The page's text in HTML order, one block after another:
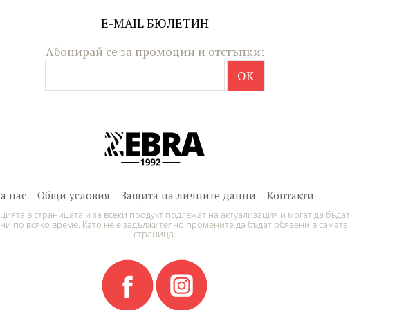
E-MAIL БЮЛЕТИН
Абонирай се за промоции и отстъпки:
нас Общи условия Защита на личните данни Контакти
в страницата и за всеки продукт подлежат на актуализация и могат да бъдат
по всяко време. Като не е задължително промените да бъдат обявени в самата
страница.